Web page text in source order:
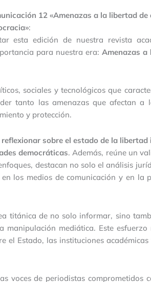
12 «Amenazas a la libertad de
:
esta edición de nuestra revista
para nuestra era: Amenazas a
sociales y tecnológicos que
tanto las amenazas que afectan a
y protección.
reflexionar sobre el estado de la
democráticas. Además, reúne un
destacan no solo el análisis
los medios de comunicación y en la
titánica de no solo informar, sino
mediática. Este esfuerzo
el Estado, las instituciones académicas
voces de periodistas comprometidos